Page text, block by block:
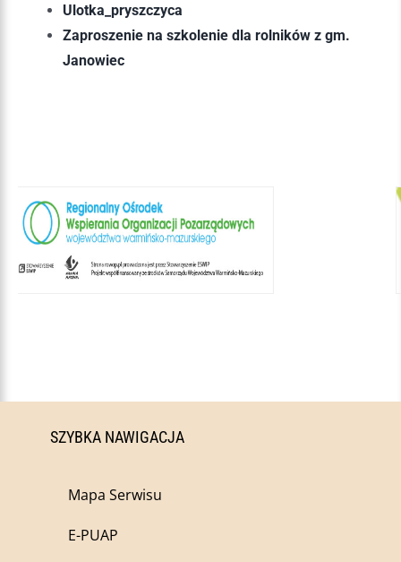
Ulotka_pryszczyca
Zaproszenie na szkolenie dla rolników z gm.
Janowiec
SZYBKA NAWIGACJA
Mapa Serwisu
E-PUAP